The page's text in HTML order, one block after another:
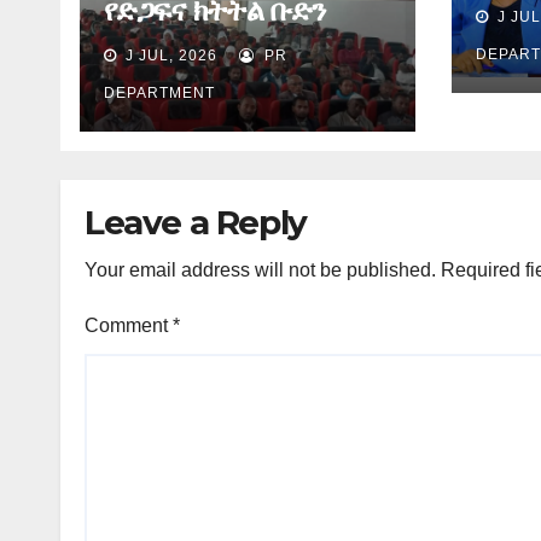
የድጋፍና ክትትል ቡድን
የማጠቃለያ ግብረ መልስ ሰጠ
J JUL, 2026 PR
DEPARTMENT
J
Leave a Reply
Your email address will not be published. Required
Comment*